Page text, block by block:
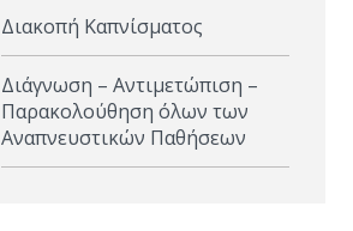
Πνευμονία
Διακοπή Καπνίσματος
Διάγνωση – Αντιμετώπιση –
Παρακολούθηση όλων των
Αναπνευστικών Παθήσεων